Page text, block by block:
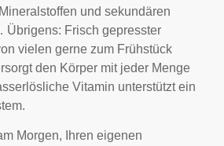
und sekundären
Übrigens: Frisch gepresster
vielen gerne zum Frühstück
den Körper mit jeder Menge
Vitamin unterstützt ein
Morgen, Ihren eigenen